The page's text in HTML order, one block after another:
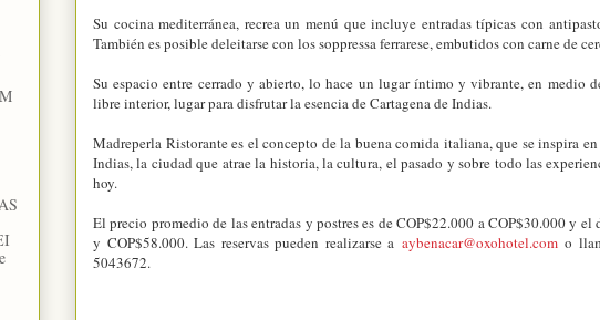
Su cocina mediterránea, recrea un menú que incluye entradas típicas con
También es posible deleitarse con los soppressa ferrarese, embutidos con carne de
Su espacio entre cerrado y abierto, lo hace un lugar íntimo y vibrante, en medio
libre interior, lugar para disfrutar la esencia de Cartagena de Indias.
Madreperla Ristorante es el concepto de la buena comida italiana, que se inspira
Indias, la ciudad que atrae la historia, la cultura, el pasado y sobre todo las
hoy.
El precio promedio de las entradas y postres es de COP$22.000 a COP$30.000 y el
y COP$58.000. Las reservas pueden realizarse a aybenacar@oxohotel.como
5043672.